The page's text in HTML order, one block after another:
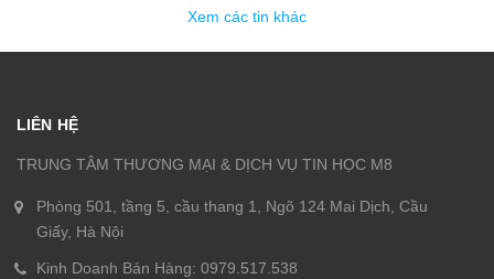
Xem các tin khác
LIÊN HỆ
TRUNG TÂM THƯƠNG MẠI & DỊCH VỤ TIN HỌC M8
Phòng 501, tầng 5, cầu thang 1, Ngõ 124 Mai Dịch, Cầu
Giấy, Hà Nội
Kinh Doanh Bán Hàng: 0979.517.538